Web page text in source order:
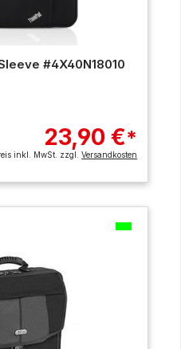
#4X40N18010
23,90 €*
inkl. MwSt. zzgl.Versandkosten